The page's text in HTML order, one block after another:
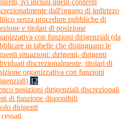
ivi inclusi quelli conferiti
dall'organo di indirizzo
senza procedure pubbliche di
e titolari di posizione
con funzioni dirigenziali (da
in tabelle che distinguano le
situazioni: dirigenti, dirigenti
discrezionalmente, titolari di
organizzativa con funzioni
12
posizioni dirigenziali discrezionali
di funzione disponibili
dirigenti